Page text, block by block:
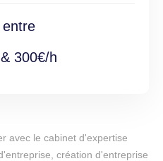
entre
300€/h
avec le cabinet d'expertise
création d'entreprise